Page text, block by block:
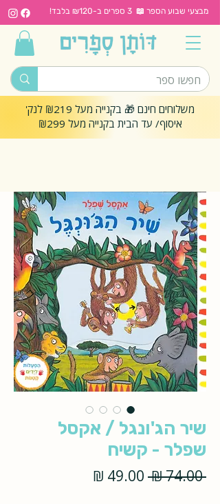
מבצעי שבוע הספר 📖 3 ספרים ב-₪120 בלבד!
משלוחים חינם 🎁 בקנייה מעל ₪219 לנק'
איסוף/ עד הבית בקנייה מעל ₪299
שיר הג'ונגל / אקסל
שפלר - קשיח
‏74.00 ‏₪
מחיר